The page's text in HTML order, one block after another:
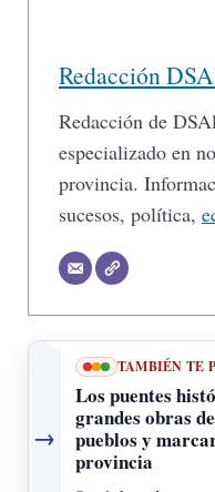
Redacción
Redacción de
especializado en
provincia.
sucesos, política,
→
TAMBIÉN TE
Los puentes
grandes obras
pueblos y
provincia